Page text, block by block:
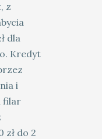
z
dla
Kredyt
i
filar
zł do 2